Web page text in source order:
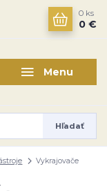
Menu
Hľadať
0 ks
0 €
Vykrajovače